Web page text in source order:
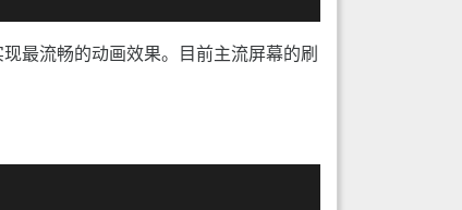
最流畅的动画效果。目前主流屏幕的刷